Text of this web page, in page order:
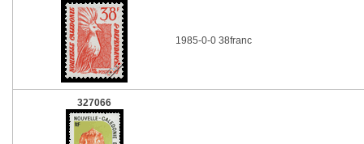
1985-0-0 38franc
327066